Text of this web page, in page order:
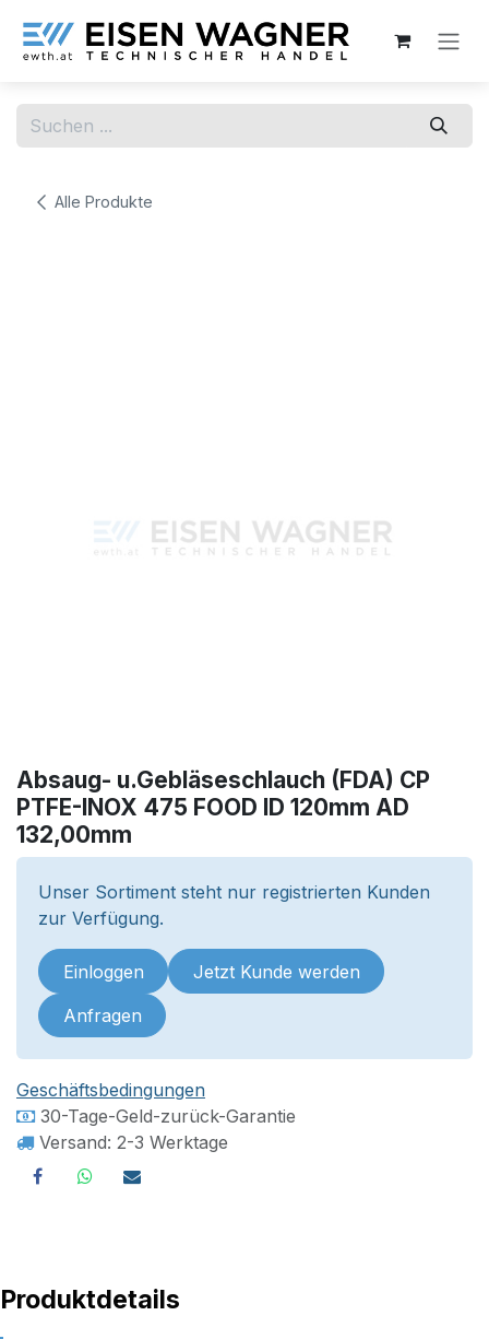
Alle Produkte
Absaug- u.Gebläseschlauch (FDA) CP
PTFE-INOX 475 FOOD ID 120mm AD
132,00mm
Unser Sortiment steht nur registrierten Kunden
zur Verfügung.
Einloggen Jetzt Kunde werden
Anfragen
Geschäftsbedingungen
30-Tage-Geld-zurück-Garantie
Versand: 2-3 Werktage
Produktdetails